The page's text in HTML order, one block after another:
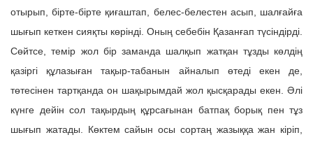
отырып, бірте-бірте қиғаштап, белес-белестен асып, шалғайға
шығып кеткен сияқты көрінді. Оның себебін Қазанғап түсіндірді.
Сөйтсе, темір жол бір заманда шалқып жатқан тұзды көлдің
қазіргі құлазыған тақыр-табанын айналып өтеді екен де,
төтесінен тартқанда он шақырымдай жол қысқарады екен. Әлі
күнге дейін сол тақырдың құрсағынан батпақ борық пен тұз
шығып жатады. Көктем сайын осы сортаң жазыққа жан кіріп,